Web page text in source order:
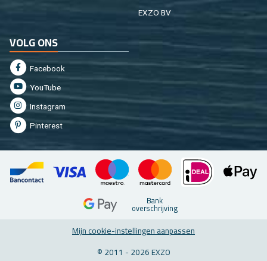
EXZO BV
VOLG ONS
Fa­cebook
You­Tu­be
In­st­agram
Pin­te­rest
Bank
over­schrij­ving
Mijn coo­kie-in­stel­lin­gen aan­pas­sen
© 2011 - 2026 EXZO